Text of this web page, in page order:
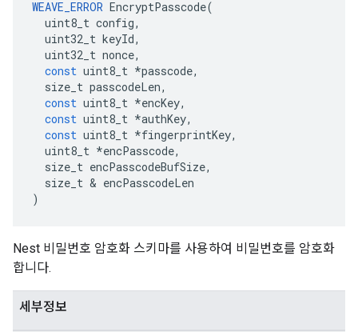
WEAVE_ERROR EncryptPasscode(
uint8_t config,
uint32_t keyId,
uint32_t nonce,
const uint8_t *passcode,
size_t passcodeLen,
const uint8_t *encKey,
const uint8_t *authKey,
const uint8_t *fingerprintKey,
uint8_t *encPasscode,
size_t encPasscodeBufSize,
size_t & encPasscodeLen
)
Nest 비밀번호 암호화 스키마를 사용하여 비밀번호를 암호화
합니다.
세부정보